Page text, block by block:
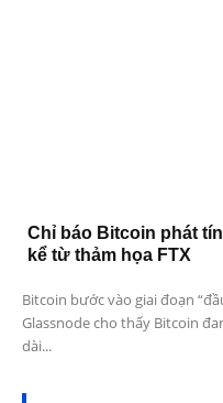
Chỉ báo Bitcoin phát
kể từ thảm họa FTX
Bitcoin bước vào giai đoạn
Glassnode cho thấy Bitcoin
dài...